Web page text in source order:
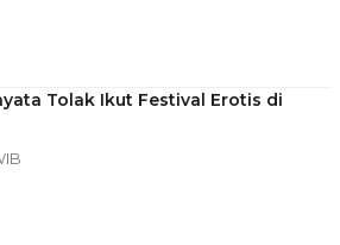
Tolak Ikut Festival Erotis di